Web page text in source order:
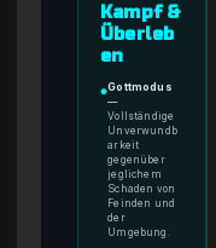
Kampf &
Überleb
en
●Gottmodus
—
Vollständige
Unverwundb
arkeit
gegenüber
jeglichem
Schaden von
Feinden und
der
Umgebung.